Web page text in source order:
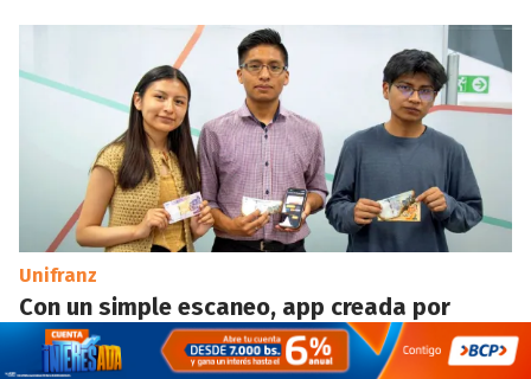
Unifranz
Con un simple escaneo, app creada por
estudiantes de Unifranz detecta los billetes
siniestrados